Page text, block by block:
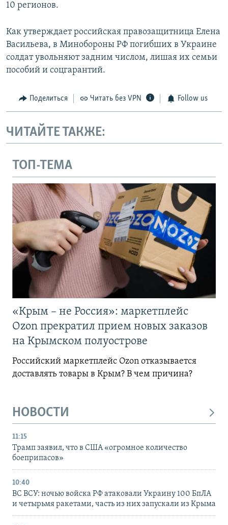
10 регионов.
Как утверждает российская правозащитница Елена
Васильева, в Минобороны РФ погибших в Украине
солдат увольняют задним числом, лишая их семьи
пособий и соцгарантий.
Поделиться Читать без VPN Follow us
ЧИТАЙТЕ ТАКЖЕ:
ТОП-ТЕМА
«Крым – не Россия»: маркетплейс
Ozon прекратил прием новых заказов
на Крымском полуострове
Российский маркетплейс Ozon отказывается
доставлять товары в Крым? В чем причина?
НОВОСТИ
11:15
Трамп заявил, что в США «огромное количество
боеприпасов»
10:40
ВС ВСУ: ночью войска РФ атаковали Украину 100 БпЛА
и четырьмя ракетами, часть из них запускали из Крыма